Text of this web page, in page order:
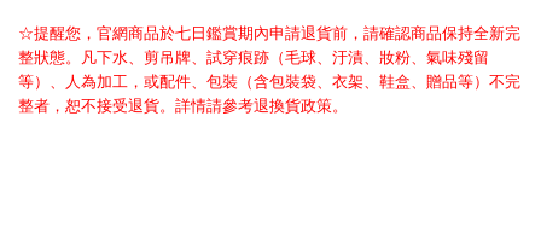
☆提醒您，官網商品於七日鑑賞期內申請退貨前，請確認商品保持全新完
整狀態。凡下水、剪吊牌、試穿痕跡（毛球、汙漬、妝粉、氣味殘留
等）、人為加工，或配件、包裝（含包裝袋、衣架、鞋盒、贈品等）不完
整者，恕不接受退貨。詳情請參考退換貨政策。